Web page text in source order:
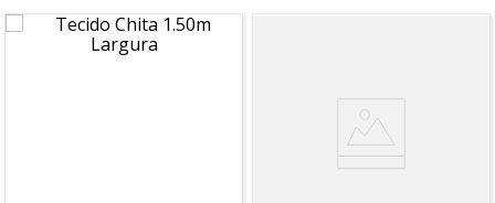
Ideal para transformar ambientes, o Sarja Acquafirm